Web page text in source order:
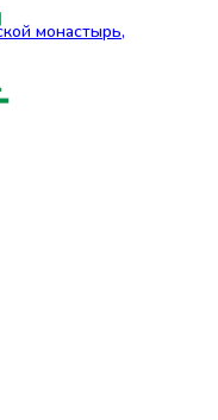
монастырь,